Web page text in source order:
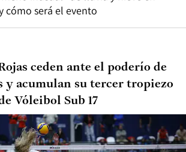
cómo será el evento
ceden ante el poderío de
y acumulan su tercer tropiezo
Vóleibol Sub 17